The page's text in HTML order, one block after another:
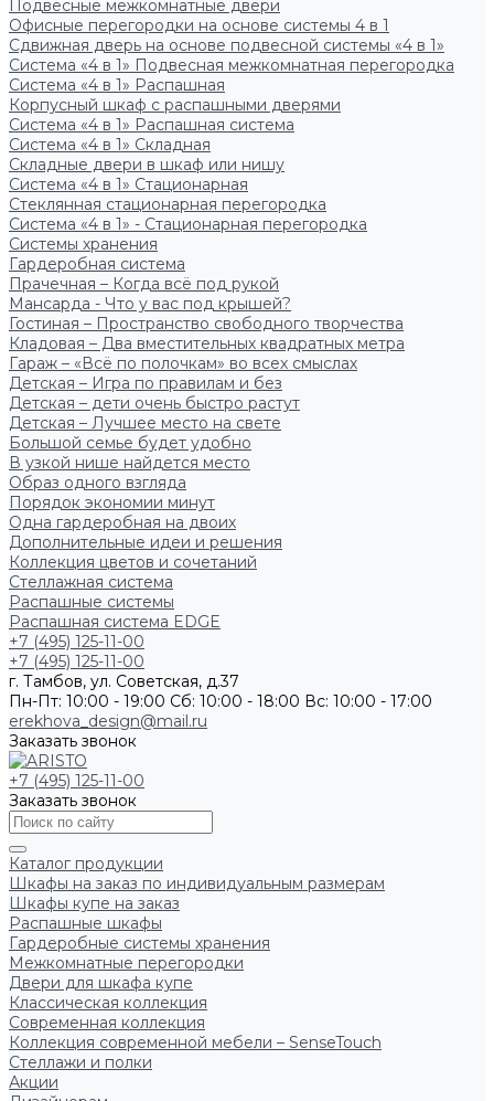
Подвесные межкомнатные двери
Офисные перегородки на основе системы 4 в 1
Сдвижная дверь на основе подвесной системы «4 в 1»
Система «4 в 1» Подвесная межкомнатная перегородка
Система «4 в 1» Распашная
Корпусный шкаф с распашными дверями
Система «4 в 1» Распашная система
Система «4 в 1» Складная
Складные двери в шкаф или нишу
Система «4 в 1» Стационарная
Стеклянная стационарная перегородка
Система «4 в 1» - Стационарная перегородка
Системы хранения
Гардеробная система
Прачечная – Когда всё под рукой
Мансарда - Что у вас под крышей?
Гостиная – Пространство свободного творчества
Кладовая – Два вместительных квадратных метра
Гараж – «Всё по полочкам» во всех смыслах
Детская – Игра по правилам и без
Детская – дети очень быстро растут
Детская – Лучшее место на свете
Большой семье будет удобно
В узкой нише найдется место
Образ одного взгляда
Порядок экономии минут
Одна гардеробная на двоих
Дополнительные идеи и решения
Коллекция цветов и сочетаний
Стеллажная система
Распашные системы
Распашная система EDGE
+7 (495) 125-11-00
+7 (495) 125-11-00
г. Тамбов, ул. Советская, д.37
Пн-Пт: 10:00 - 19:00 Сб: 10:00 - 18:00 Вс: 10:00 - 17:00
erekhova_design@mail.ru
Заказать звонок
+7 (495) 125-11-00
Заказать звонок
Каталог продукции
Шкафы на заказ по индивидуальным размерам
Шкафы купе на заказ
Распашные шкафы
Гардеробные системы хранения
Межкомнатные перегородки
Двери для шкафа купе
Классическая коллекция
Современная коллекция
Коллекция современной мебели – SenseTouch
Стеллажи и полки
Акции